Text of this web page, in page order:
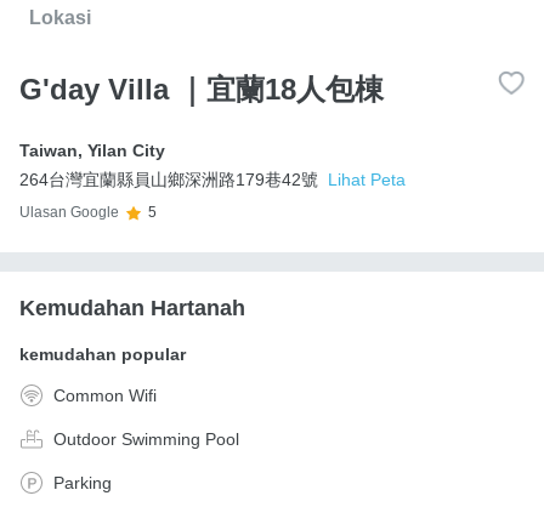
Lokasi
G'day Villa ｜宜蘭18人包棟
Taiwan, Yilan City
264台灣宜蘭縣員山鄉深洲路179巷42號
Lihat Peta
Ulasan Google 5
Kemudahan Hartanah
kemudahan popular
Common Wifi
Outdoor Swimming Pool
Parking